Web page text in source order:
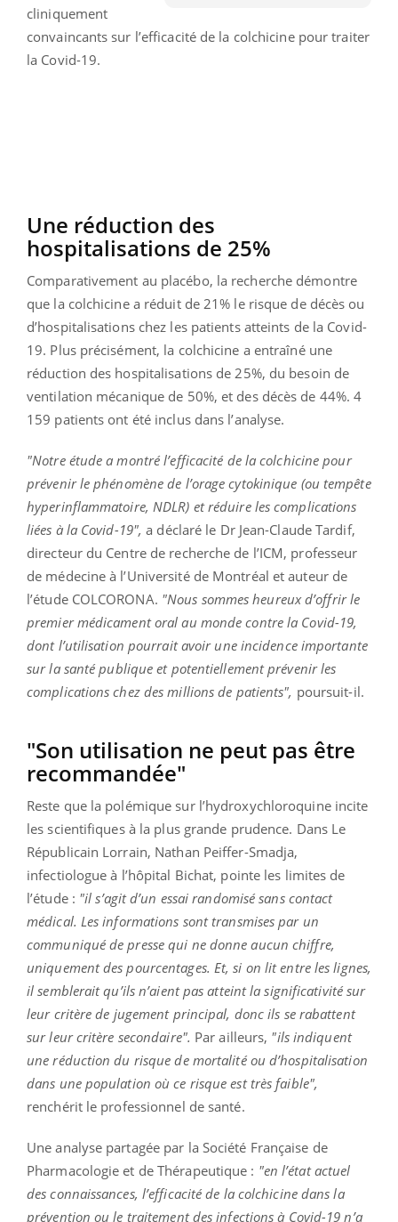
cliniquement
convaincants sur l’efficacité de la colchicine pour traiter
la Covid-19.
Une réduction des
hospitalisations de 25%
Comparativement au placébo, la recherche démontre
que la colchicine a réduit de 21% le risque de décès ou
d’hospitalisations chez les patients atteints de la Covid-
19. Plus précisément, la colchicine a entraîné une
réduction des hospitalisations de 25%, du besoin de
ventilation mécanique de 50%, et des décès de 44%. 4
159 patients ont été inclus dans l’analyse.
"Notre étude a montré l’efficacité de la colchicine pour
prévenir le phénomène de l’orage cytokinique (ou tempête
hyperinflammatoire, NDLR) et réduire les complications
liées à la Covid-19", a déclaré le Dr Jean-Claude Tardif,
directeur du Centre de recherche de l’ICM, professeur
de médecine à l’Université de Montréal et auteur de
l’étude COLCORONA. "Nous sommes heureux d’offrir le
premier médicament oral au monde contre la Covid-19,
dont l’utilisation pourrait avoir une incidence importante
sur la santé publique et potentiellement prévenir les
complications chez des millions de patients", poursuit-il.
"Son utilisation ne peut pas être
recommandée"
Reste que la polémique sur l’hydroxychloroquine incite
les scientifiques à la plus grande prudence. Dans L e
Républicain Lorrain, Nathan Peiffer-Smadja,
infectiologue à l’hôpital Bichat, pointe les limites de
l’étude : "il s’agit d’un essai randomisé sans contact
médical. Les informations sont transmises par un
communiqué de presse qui ne donne aucun chiffre,
uniquement des pourcentages. Et, si on lit entre les lignes,
il semblerait qu’ils n’aient pas atteint la significativité sur
leur critère de jugement principal, donc ils se rabattent
sur leur critère secondaire". Par ailleurs, "ils indiquent
une réduction du risque de mortalité ou d’hospitalisation
dans une population où ce risque est très faible",
renchérit le professionnel de santé.
Une analyse partagée par la Société Française de
Pharmacologie et de Thérapeutique : "en l’état actuel
des connaissances, l’efficacité de la colchicine dans la
prévention ou le traitement des infections à Covid-19 n’a